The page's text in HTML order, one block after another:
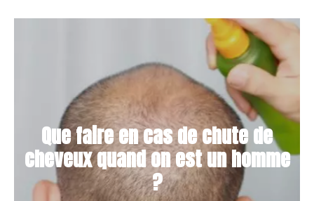
Que faire en cas de chute de
cheveux quand on est un homme
?